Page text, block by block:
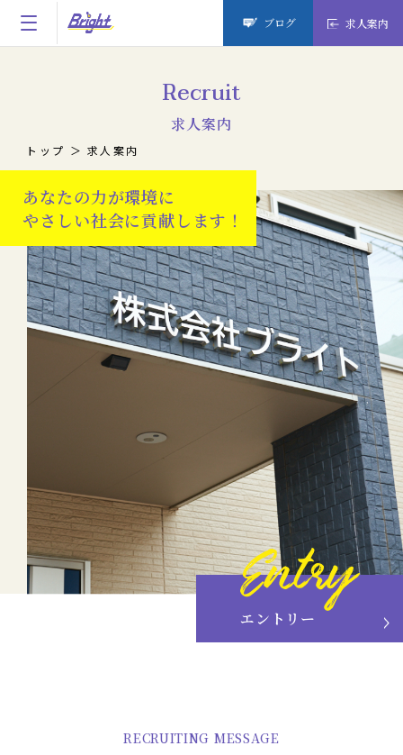
ブログ 求人案内
Recruit
求人案内
トップ 求人案内
あなたの力が環境に
やさしい社会に貢献します！
エントリー
RECRUITING MESSAGE